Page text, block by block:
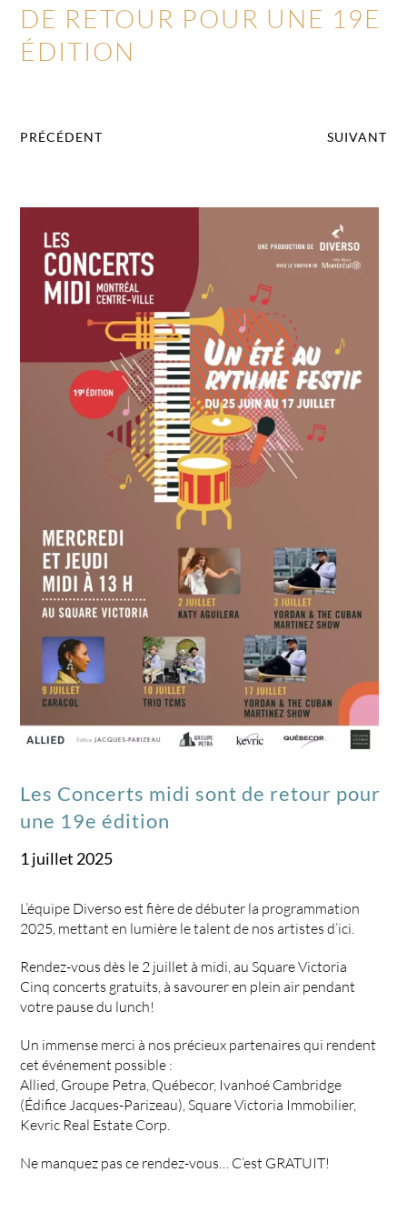
DE RETOUR POUR UNE 19E
ÉDITION
PRÉCÉDENT SUIVANT
Les Concerts midi sont de retour pour
une 19e édition
1 juillet 2025
L’équipe Diverso est fière de débuter la programmation
2025, mettant en lumière le talent de nos artistes d’ici.
Rendez-vous dès le 2 juillet à midi, au Square Victoria
Cinq concerts gratuits, à savourer en plein air pendant
votre pause du lunch!
Un immense merci à nos précieux partenaires qui rendent
cet événement possible :
Allied, Groupe Petra, Québecor, Ivanhoé Cambridge
(Édifice Jacques-Parizeau), Square Victoria Immobilier,
Kevric Real Estate Corp.
Ne manquez pas ce rendez-vous… C’est GRATUIT!